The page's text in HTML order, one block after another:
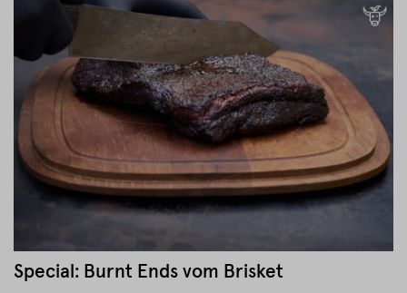
Special: Burnt Ends vom Brisket